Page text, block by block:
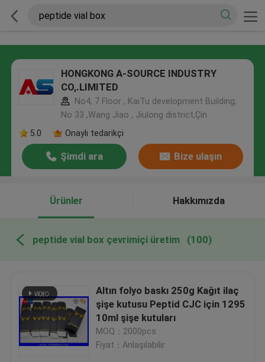
HONGKONG A-SOURCE INDUSTRY
CO,.LIMITED
No4, 7 Floor , KaiTu development Building,
No 33 ,Wang Jiao , Jiulong district,Çin
5.0
Onaylı tedarikçi
Şimdi ara Bize ulaşın
Ürünler Hakkımızda
peptide vial box çevrimiçi üretim (100)
Altın folyo baskı 250g Kağıt ilaç
şişe kutusu Peptid CJC için 1295
10ml şişe kutuları
MOQ：2000pcs
Fiyat：Anlaşılabilir